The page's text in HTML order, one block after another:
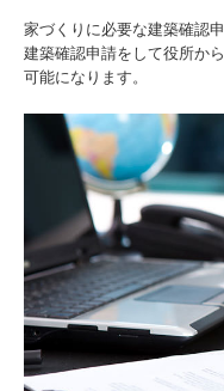
家づくりに必要な建築確認
建築確認申請をして役所か
可能になります。